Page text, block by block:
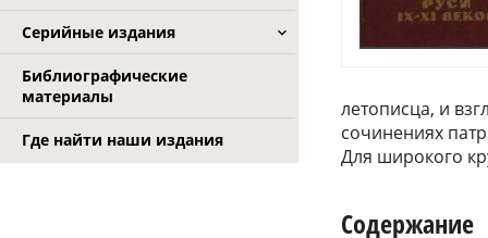
Серийные издания
Библиографические
материалы
Где найти наши издания
летописца, и
сочинениях
Для широкого
Содержание